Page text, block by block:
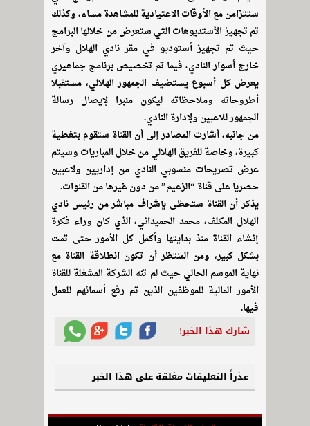
ستتزامن مع الأوقات الاعتيادية للمشاهدة مساء، وكذلك
تم تجهيز الأستديوهات التي ستعرض من خلالها البرامج
حيث تم تجهيز أستوديو في مقر نادي الهلال وآخر
خارج أسوار النادي، فيما تم تخصيص برنامج جماهيري
يعرض كل أسبوع يستضيف الجمهور الهلالي، مستقبلا
أطروحاته وملاحظاته ليكون منبرا لإيصال رسالة
الجمهور للاعبين ولإدارة النادي.
من جانبه، أشارت المصادر إلى أن القناة ستقوم بتغطية
كبيرة، وخاصة للفريق الهلالي من خلال المباريات وسيتم
عرض تصريحات منسوبي النادي من إداريين ولاعبين
حصريا على قناة “الزعيم” من دون غيرها من القنوات.
يذكر أن القناة ستحظى بإشراف مباشر من رئيس نادي
الهلال المكلف، محمد الحميداني، الذي كان وراء فكرة
إنشاء القناة منذ بدايتها وأكمل كل الأمور حتى تمت
بشكل كبير، ومن المنتظر أن تكون انطلاقة القناة مع
نهاية الموسم الحالي حيث لم تنه الشركة المشغلة للقناة
الأمور المالية للموظفين الذين تم رفع أسمائهم للعمل
فيها.
شارك هذا الخبر!
عذراً التعليقات مغلقة على هذا الخبر